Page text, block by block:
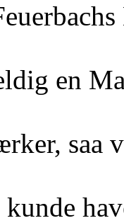
en